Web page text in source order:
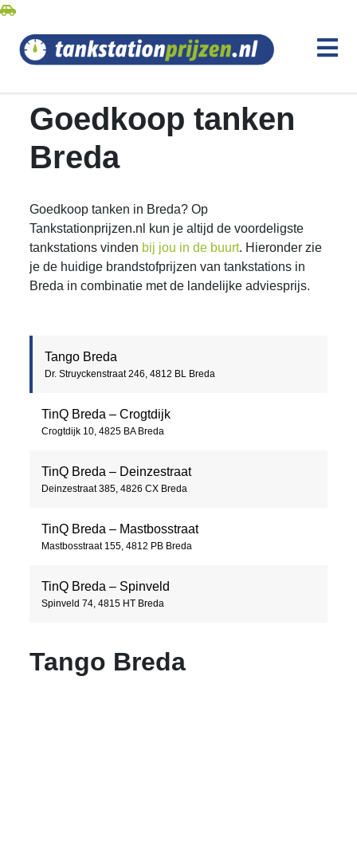
Goedkoop tanken
Breda
Goedkoop tanken in Breda? Op
Tankstationprijzen.nl kun je altijd de voordeligste
tankstations vinden bij jou in de buurt. Hieronder zie
je de huidige brandstofprijzen van tankstations in
Breda in combinatie met de landelijke adviesprijs.
Tango Breda
Dr. Struyckenstraat 246, 4812 BL Breda
TinQ Breda – Crogtdijk
Crogtdijk 10, 4825 BA Breda
TinQ Breda – Deinzestraat
Deinzestraat 385, 4826 CX Breda
TinQ Breda – Mastbosstraat
Mastbosstraat 155, 4812 PB Breda
TinQ Breda – Spinveld
Spinveld 74, 4815 HT Breda
Tango Breda